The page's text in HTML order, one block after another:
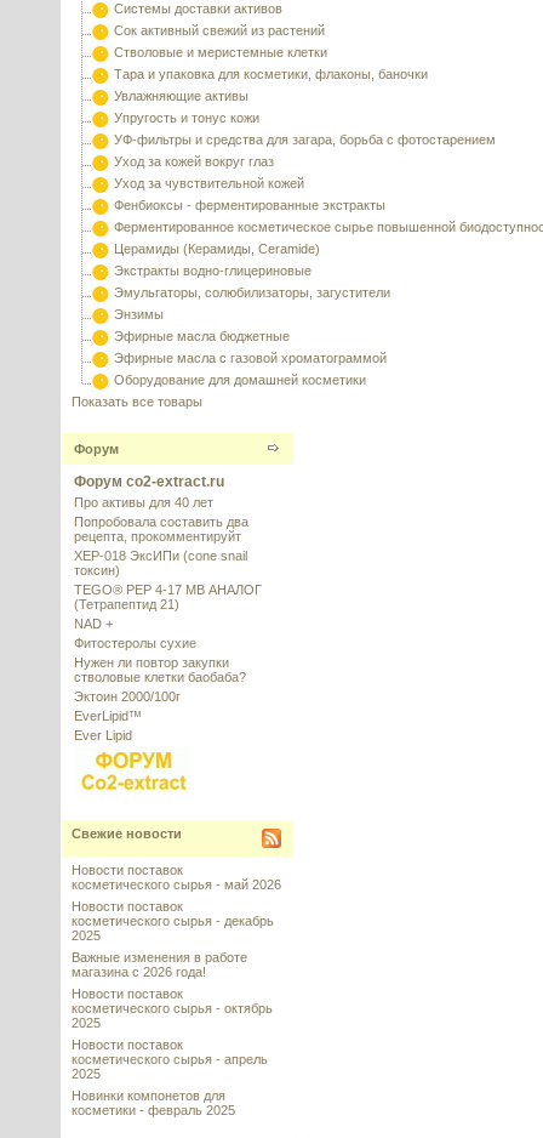
Системы доставки активов
Сок активный свежий из растений
Стволовые и меристемные клетки
Тара и упаковка для косметики, флаконы, баночки
Увлажняющие активы
Упругость и тонус кожи
УФ-фильтры и средства для загара, борьба с фотостарением
Уход за кожей вокруг глаз
Уход за чувствительной кожей
Фенбиоксы - ферментированные экстракты
Ферментированное косметическое сырье повышенной
Церамиды (Керамиды, Ceramide)
Экстракты водно-глицериновые
Эмульгаторы, солюбилизаторы, загустители
Энзимы
Эфирные масла бюджетные
Эфирные масла с газовой хроматограммой
Оборудование для домашней косметики
Показать все товары
Форум
Форум co2-extract.ru
Про активы для 40 лет
Попробовала составить два
рецепта, прокомментируйт
XEP-018 ЭксИПи (cone snail
токсин)
TEGO® PEP 4-17 MB АНАЛОГ
(Тетрапептид 21)
NAD +
Фитостеролы сухие
Нужен ли повтор закупки
стволовые клетки баобаба?
Эктоин 2000/100г
EverLipid™
Ever Lipid
Свежие новости
Новости поставок
косметического сырья - май 2026
Новости поставок
косметического сырья - декабрь
2025
Важные изменения в работе
магазина с 2026 года!
Новости поставок
косметического сырья - октябрь
2025
Новости поставок
косметического сырья - апрель
2025
Новинки компонетов для
косметики - февраль 2025